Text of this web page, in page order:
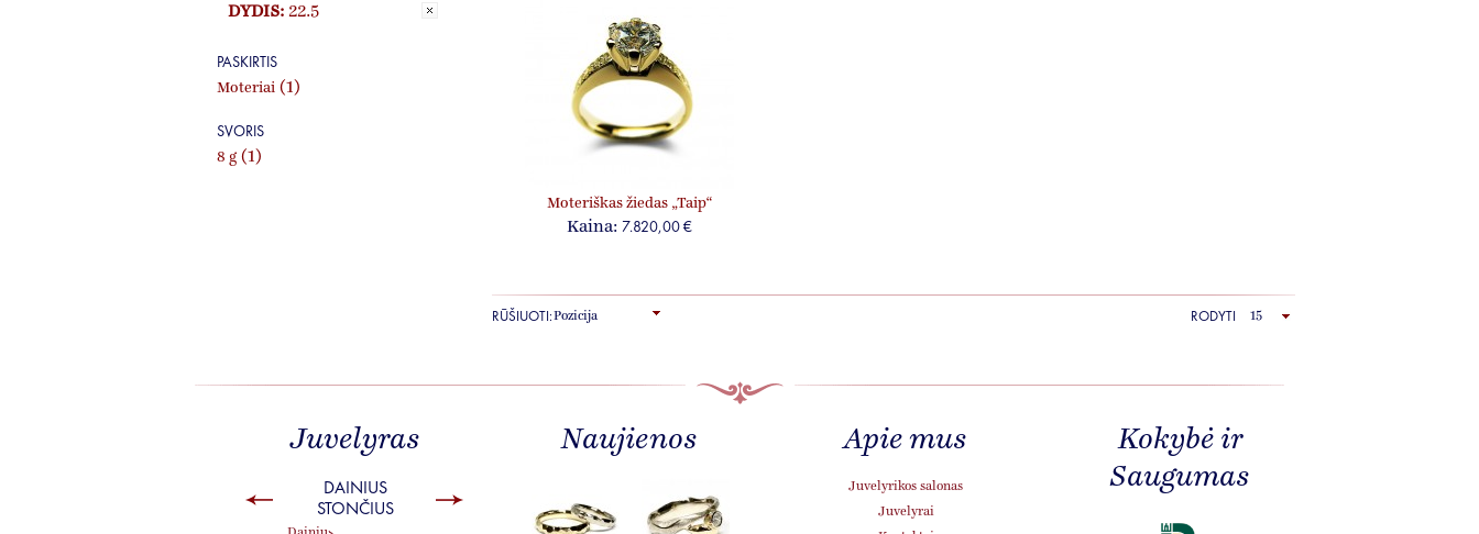
Moteriškas žiedas „Taip“
Kaina: 7.820,00 €
RŪŠIUOTI: RODYTI
DYDIS: 22.5
PASKIRTIS
Moteriai (1)
SVORIS
8 g (1)
Juvelyras
DAINIUS
STONČIUS
STONČIENĖ
Naujienos Apie mus
Juvelyrikos salonas
Juvelyrai
Kokybė ir
Saugumas